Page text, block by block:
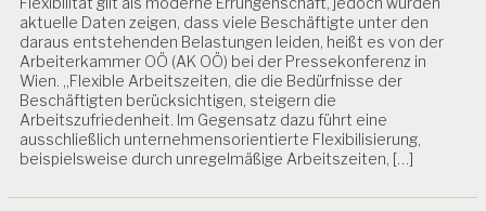
O
N
A
L
A
R
B
EI
aktuelle Daten zeigen, dass viele Beschäftigte unter den
daraus entstehenden Belastungen leiden, heißt es von der
Arbeiterkammer OÖ (AK OÖ) bei der Pressekonferenz in
Wien. „Flexible Arbeitszeiten, die die Bedürfnisse der
Beschäftigten berücksichtigen, steigern die
Arbeitszufriedenheit. Im Gegensatz dazu führt eine
ausschließlich unternehmensorientierte Flexibilisierung,
beispielsweise durch unregelmäßige Arbeitszeiten, […]